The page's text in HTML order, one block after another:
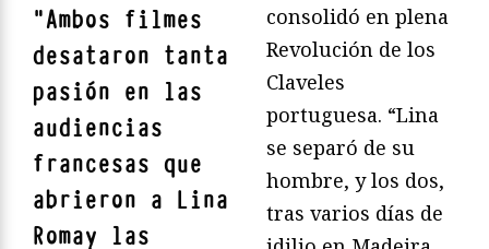
"Ambos filmes
desataron tanta
pasión en las
audiencias
francesas que
abrieron a Lina
Romay las
consolidó en plena
Revolución de los
Claveles
portuguesa. “Lina
se separó de su
hombre, y los dos,
tras varios días de